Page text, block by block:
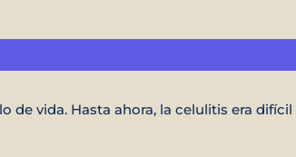
de vida. Hasta ahora, la celulitis era